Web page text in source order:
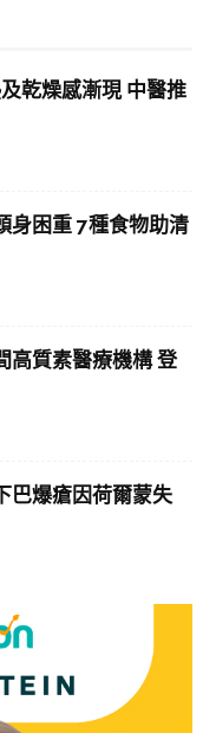
乾燥感漸現 中醫推
身困重 7種食物助清
高質素醫療機構 登
巴爆瘡因荷爾蒙失